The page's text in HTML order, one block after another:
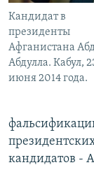
Кандидат в
президенты
Афганистана
Абдулла. Кабул,
июня 2014 года.
кандидатов -